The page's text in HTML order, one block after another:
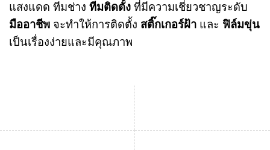
แสงแดด ทีมช่าง ทีมติดตั้ง ที่มีความเชี่ยวชาญระดับ
มืออาชีพ จะทำให้การติดตั้ง สติ๊กเกอร์ฝ้า และ ฟิล์มขุ่น
เป็นเรื่องง่ายและมีคุณภาพ